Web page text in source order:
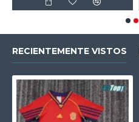
RECIENTEMENTE VISTOS